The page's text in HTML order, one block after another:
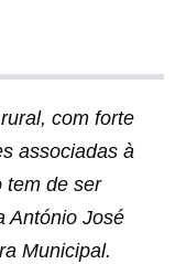
com forte
associadas à
tem de ser
António José
Municipal.